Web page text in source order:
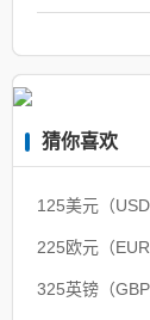
猜你喜欢
125美元（
225欧元（
325英镑（